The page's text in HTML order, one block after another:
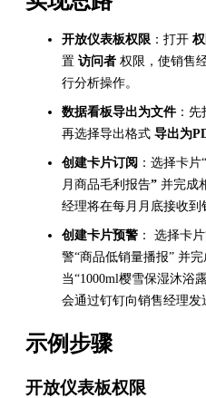
开放仪表板权限 ：打开
置 访问者 权限，使销售
行分析操作。
数据看板导出为文件：先
再选择导出格式 导出为
创建卡片订阅 ：选择卡
月商品毛利报告” 并完成
经理将在每月月底接收到
创建卡片预警 ： 选择卡
警“商品低销量播报” 并
当“1000ml樱雪保湿沐浴
会通过钉钉向销售经理发
示例步骤
开放仪表板权限